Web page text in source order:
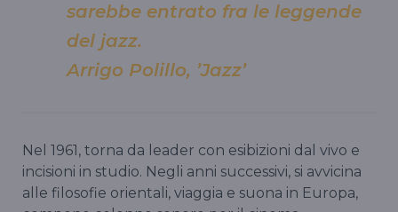
sarebbe entrato fra le leggende
del jazz.
Arrigo Polillo, ’Jazz’
Nel 1961, torna da leader con esibizioni dal vivo e
incisioni in studio. Negli anni successivi, si avvicina
alle filosofie orientali, viaggia e suona in Europa,